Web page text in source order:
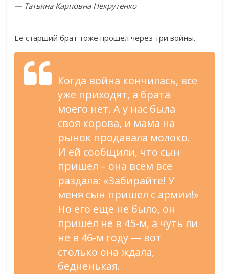
— Татьяна Карповна Некрутенко
Ее старший брат тоже прошел через три войны.
Когда война кончилась, все
уже приходят, а брата
моего нет. А у нас была
своя корова, и мама на
рынок продавала молоко.
И ей сообщили, что сын
пришел – она всем все
раздала: «Забирайте! У
меня сын пришел с армии!»
Но его еще не было, он
пришел не в 45-м, а чуть ли
не в 46-м году — вот
столько она ждала,
бедненькая.